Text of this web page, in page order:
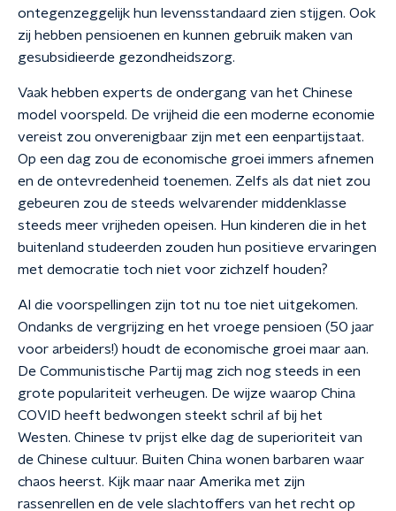
ontegenzeggelijk hun levensstandaard zien stijgen. Ook
zij hebben pensioenen en kunnen gebruik maken van
gesubsidieerde gezondheidszorg.
Vaak hebben experts de ondergang van het Chinese
model voorspeld. De vrijheid die een moderne economie
vereist zou onverenigbaar zijn met een eenpartijstaat.
Op een dag zou de economische groei immers afnemen
en de ontevredenheid toenemen. Zelfs als dat niet zou
gebeuren zou de steeds welvarender middenklasse
steeds meer vrijheden opeisen. Hun kinderen die in het
buitenland studeerden zouden hun positieve ervaringen
met democratie toch niet voor zichzelf houden?
Al die voorspellingen zijn tot nu toe niet uitgekomen.
Ondanks de vergrijzing en het vroege pensioen (50 jaar
voor arbeiders!) houdt de economische groei maar aan.
De Communistische Partij mag zich nog steeds in een
grote populariteit verheugen. De wijze waarop China
COVID heeft bedwongen steekt schril af bij het
Westen. Chinese tv prijst elke dag de superioriteit van
de Chinese cultuur. Buiten China wonen barbaren waar
chaos heerst. Kijk maar naar Amerika met zijn
rassenrellen en de vele slachtoffers van het recht op